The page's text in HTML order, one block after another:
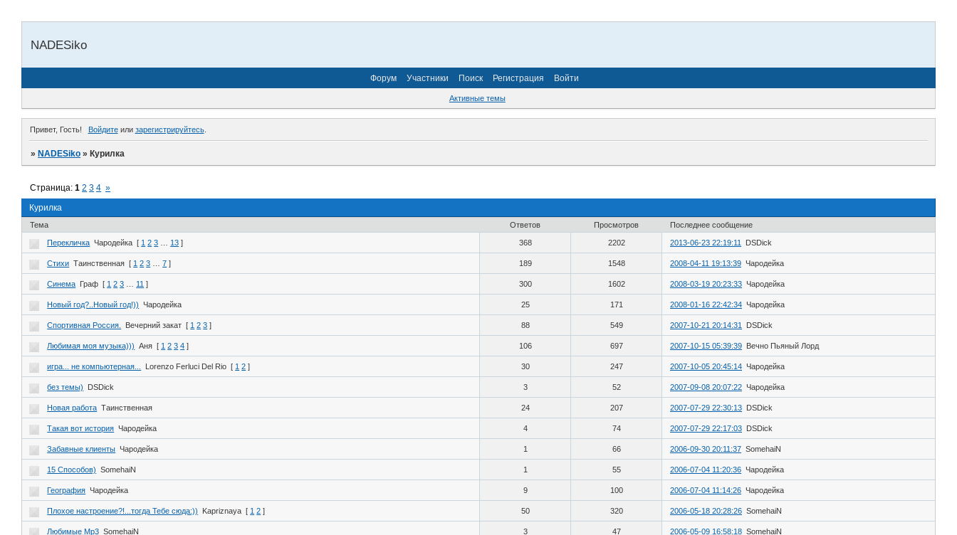
NADESiko
Форум Участники Поиск Регистрация Войти
Активные темы
Привет, Гость! Войдитеили зарегистрируйтесь.
»NADESiko »Курилка
Курилка
Страница:1 2 3 4 »
Тема Ответов Просмотров Последнее сообщение
Перекличка Чародейка [ 1 2 3 13 ] 368 2202 2013-06-23 22:19:11 DSDick
Стихи Таинственная [ 1 2 3 7 ] 189 1548 2008-04-11 19:13:39 Чародейка
Синема Граф [ 1 2 3 11 ] 300 1602 2008-03-19 20:23:33 Чародейка
Новый год?..Новый год!)) Чародейка 25 171 2008-01-16 22:42:34 Чародейка
Спортивная Россия. Вечерний закат [ 1 2 3 ] 88 549 2007-10-21 20:14:31 DSDick
Любимая моя музыка))) Аня [ 1 2 3 4 ] 106 697 2007-10-15 05:39:39 Вечно Пьяный Лорд
игра... не компьютерная... Lorenzo Ferluci Del Rio [ 1 2 ] 30 247 2007-10-05 20:45:14 Чародейка
без темы) DSDick 3 52 2007-09-08 20:07:22 Чародейка
Новая работа Таинственная 24 207 2007-07-29 22:30:13 DSDick
Такая вот история Чародейка 4 74 2007-07-29 22:17:03 DSDick
Забавные клиенты Чародейка 1 66 2006-09-30 20:11:37 SomehaiN
15 Cпособов) SomehaiN 1 55 2006-07-04 11:20:36 Чародейка
География Чародейка 9 100 2006-07-04 11:14:26 Чародейка
Плохое настроение?!...тогда Тебе сюда:)) Kapriznaya [ 1 2 ] 50 320 2006-05-18 20:28:26 SomehaiN
Любимые Mp3 SomehaiN 3 47 2006-05-09 16:58:18 SomehaiN